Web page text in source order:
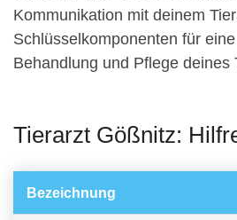
Kommunikation mit deinem
Schlüsselkomponenten für
Behandlung und Pflege deines
Tierarzt Gößnitz:
Bezeichnung